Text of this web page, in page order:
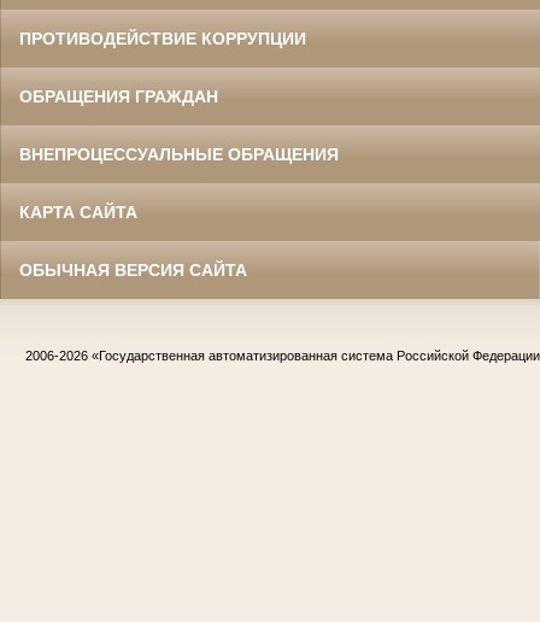
ПРОТИВОДЕЙСТВИЕ КОРРУПЦИИ
ОБРАЩЕНИЯ ГРАЖДАН
ВНЕПРОЦЕССУАЛЬНЫЕ ОБРАЩЕНИЯ
КАРТА САЙТА
ОБЫЧНАЯ ВЕРСИЯ САЙТА
2006-2026 «Государственная автоматизированная система Российской